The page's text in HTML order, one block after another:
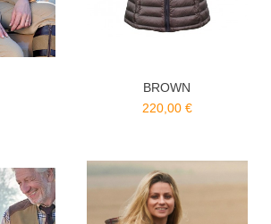
BROWN
220,00 €